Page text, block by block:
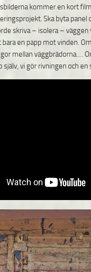
kommer en kort
Ska byta panel
skriva – isolera –
bara en papp mot vinden.
mellan väggbrädorna….
själv, vi gör rivningen och en